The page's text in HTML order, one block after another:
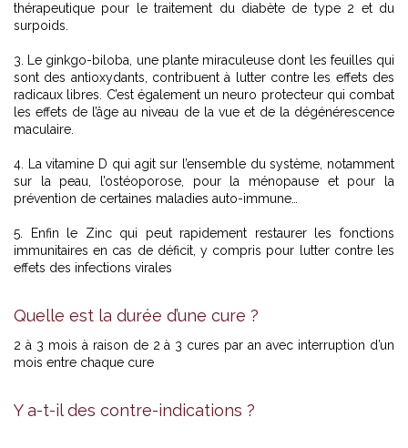
thérapeutique pour le traitement du diabète de type 2 et du
surpoids.
3. Le ginkgo-biloba, une plante miraculeuse dont les feuilles qui
sont des antioxydants, contribuent à lutter contre les effets des
radicaux libres. C’est également un neuro protecteur qui combat
les effets de l’âge au niveau de la vue et de la dégénérescence
maculaire.
4. La vitamine D qui agit sur l’ensemble du système, notamment
sur la peau, l’ostéoporose, pour la ménopause et pour la
prévention de certaines maladies auto-immune…
5. Enfin le Zinc qui peut rapidement restaurer les fonctions
immunitaires en cas de déficit, y compris pour lutter contre les
effets des infections virales
Quelle est la durée d’une cure ?
2 à 3 mois à raison de 2 à 3 cures par an avec interruption d’un
mois entre chaque cure
Y a-t-il des contre-indications ?